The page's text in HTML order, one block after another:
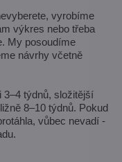
vyrobíme
výkres nebo třeba
My posoudíme
návrhy včetně
týdnů, složitější
8–10 týdnů. Pokud
vůbec nevadí -